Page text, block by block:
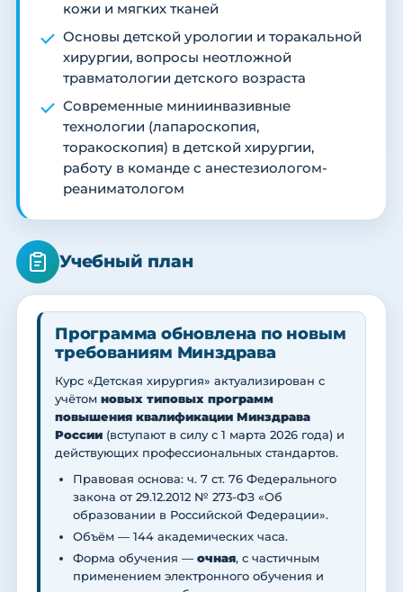
кожи и мягких тканей
Основы детской урологии и торакальной
хирургии, вопросы неотложной
травматологии детского возраста
Современные миниинвазивные
технологии (лапароскопия,
торакоскопия) в детской хирургии,
работу в команде с анестезиологом-
реаниматологом
Учебный план
Программа обновлена по новым
требованиям Минздрава
Курс «Детская хирургия» актуализирован с
учётом новых типовых программ
повышения квалификации Минздрава
России (вступают в силу с 1 марта 2026 года) и
действующих профессиональных стандартов.
Правовая основа: ч. 7 ст. 76 Федерального
закона от 29.12.2012 № 273-ФЗ «Об
образовании в Российской Федерации».
Объём — 144 академических часа.
Форма обучения — очная, с частичным
применением электронного обучения и